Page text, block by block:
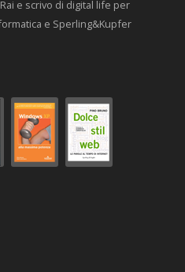
e scrivo di digital life per
e Sperling&Kupfer